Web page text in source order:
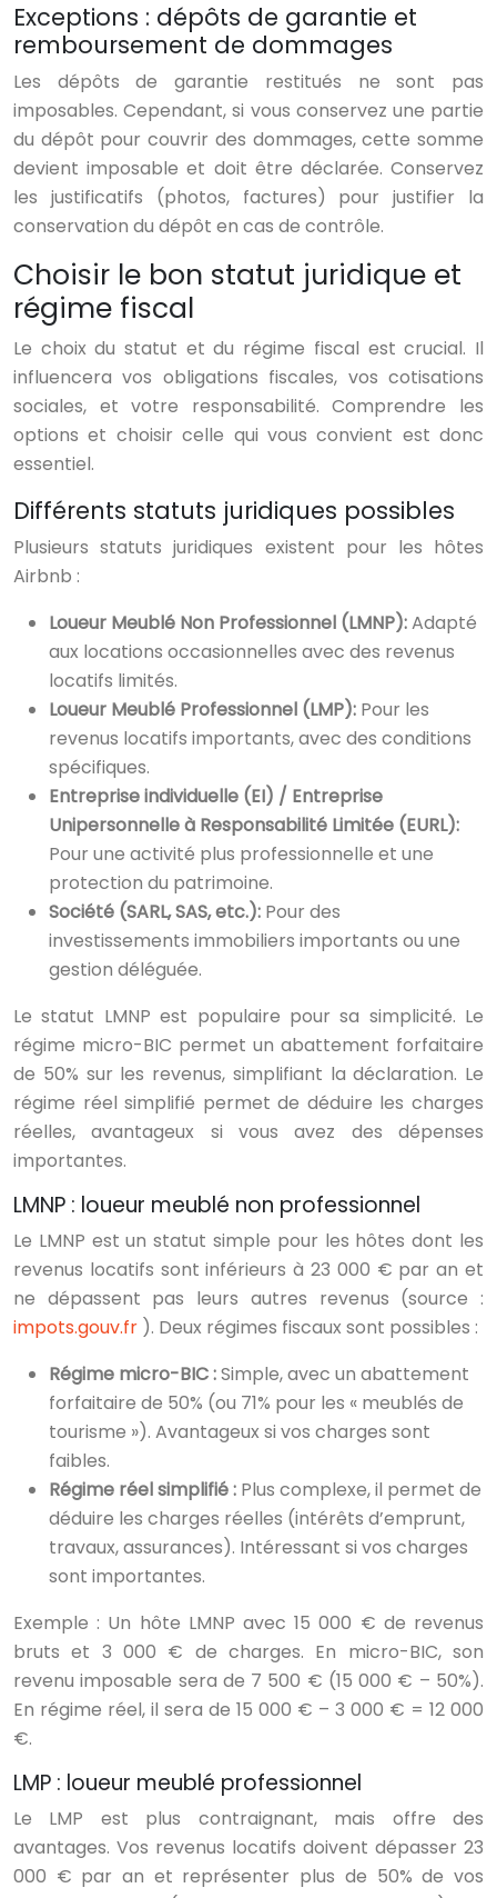
Exceptions : dépôts de garantie et
remboursement de dommages
Les dépôts de garantie restitués ne sont pas
imposables. Cependant, si vous conservez une partie
du dépôt pour couvrir des dommages, cette somme
devient imposable et doit être déclarée. Conservez
les justificatifs (photos, factures) pour justifier la
conservation du dépôt en cas de contrôle.
Choisir le bon statut juridique et
régime fiscal
Le choix du statut et du régime fiscal est crucial. Il
influencera vos obligations fiscales, vos cotisations
sociales, et votre responsabilité. Comprendre les
options et choisir celle qui vous convient est donc
essentiel.
Différents statuts juridiques possibles
Plusieurs statuts juridiques existent pour les hôtes
Airbnb :
Loueur Meublé Non Professionnel (LMNP):Adapté
aux locations occasionnelles avec des revenus
locatifs limités.
Loueur Meublé Professionnel (LMP): Pour les
revenus locatifs importants, avec des conditions
spécifiques.
Entreprise individuelle (EI) / Entreprise
Unipersonnelle à Responsabilité Limitée (EURL):
Pour une activité plus professionnelle et une
protection du patrimoine.
Société (SARL, SAS, etc.): Pour des
investissements immobiliers importants ou une
gestion déléguée.
Le statut LMNP est populaire pour sa simplicité. Le
régime micro-BIC permet un abattement forfaitaire
de 50% sur les revenus, simplifiant la déclaration. Le
régime réel simplifié permet de déduire les charges
réelles, avantageux si vous avez des dépenses
importantes.
LMNP : loueur meublé non professionnel
Le LMNP est un statut simple pour les hôtes dont les
revenus locatifs sont inférieurs à 23 000 € par an et
ne dépassent pas leurs autres revenus (source :
impots.gouv.fr ). Deux régimes fiscaux sont possibles :
Régime micro-BIC :Simple, avec un abattement
forfaitaire de 50% (ou 71% pour les « meublés de
tourisme »). Avantageux si vos charges sont
faibles.
Régime réel simplifié : Plus complexe, il permet de
déduire les charges réelles (intérêts d’emprunt,
travaux, assurances). Intéressant si vos charges
sont importantes.
Exemple : Un hôte LMNP avec 15 000 € de revenus
bruts et 3 000 € de charges. En micro-BIC, son
revenu imposable sera de 7 500 € (15 000 € – 50%).
En régime réel, il sera de 15 000 € – 3 000 € = 12 000
€.
LMP : loueur meublé professionnel
Le LMP est plus contraignant, mais offre des
avantages. Vos revenus locatifs doivent dépasser 23
000 € par an et représenter plus de 50% de vos